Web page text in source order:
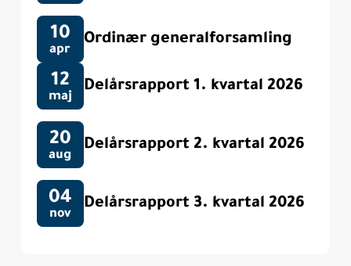
10
apr Ordinær generalforsamling
12
maj Delårsrapport 1. kvartal 2026
20
aug Delårsrapport 2. kvartal 2026
04
nov Delårsrapport 3. kvartal 2026